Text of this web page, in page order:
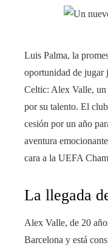
Luis Palma, la
oportunidad de jugar
Celtic: Alex Valle, un
por su talento. El
cesión por un año
aventura
cara a la UEFA
La llegada
Alex Valle, de 20
Barcelona y está